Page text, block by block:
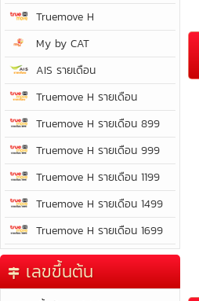
Truemove H
My by CAT
AIS รายเดือน
Truemove H รายเดือน
Truemove H รายเดือน 899
Truemove H รายเดือน 999
Truemove H รายเดือน 1199
Truemove H รายเดือน 1499
Truemove H รายเดือน 1699
เลขขึ้นต้น